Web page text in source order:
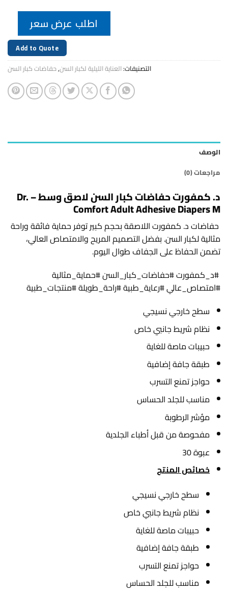
اطلب عرض سعر
Add to Quote
التصنيفات:العناية الليلية لكبار السن,حفاضات كبار السن
الوصف
مراجعات (0)
د. كمفورت حفاضات كبار السن لاصق وسط – Dr.
Comfort Adult Adhesive Diapers M
حفاضات د. كمفورت اللاصقة بحجم كبير توفر حماية فائقة وراحة
مثالية لكبار السن. بفضل التصميم المريح والامتصاص العالي،
تضمن الحفاظ على الجفاف طوال اليوم.
#د_كمفورت #حفاضات_كبار_السن #حماية_مثالية
#امتصاص_عالي #رعاية_طبية #راحة_طويلة #منتجات_طبية
سطح خارجي نسيجي
نظام شريط جانبي خاص
حبيبات ماصة للغاية
طبقة جافة إضافية
حواجز تمنع التسرب
مناسب للجلد الحساس
مؤشر الرطوبة
مفحوصة من قبل أطباء الجلدية
عبوة 30
خصائص المنتج
سطح خارجي نسيجي
نظام شريط جانبي خاص
حبيبات ماصة للغاية
طبقة جافة إضافية
حواجز تمنع التسرب
مناسب للجلد الحساس